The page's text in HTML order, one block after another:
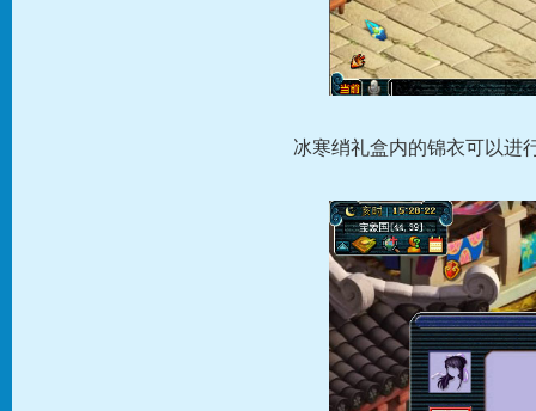
冰寒绡礼盒内的锦衣可以进